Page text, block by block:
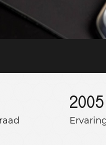
2005